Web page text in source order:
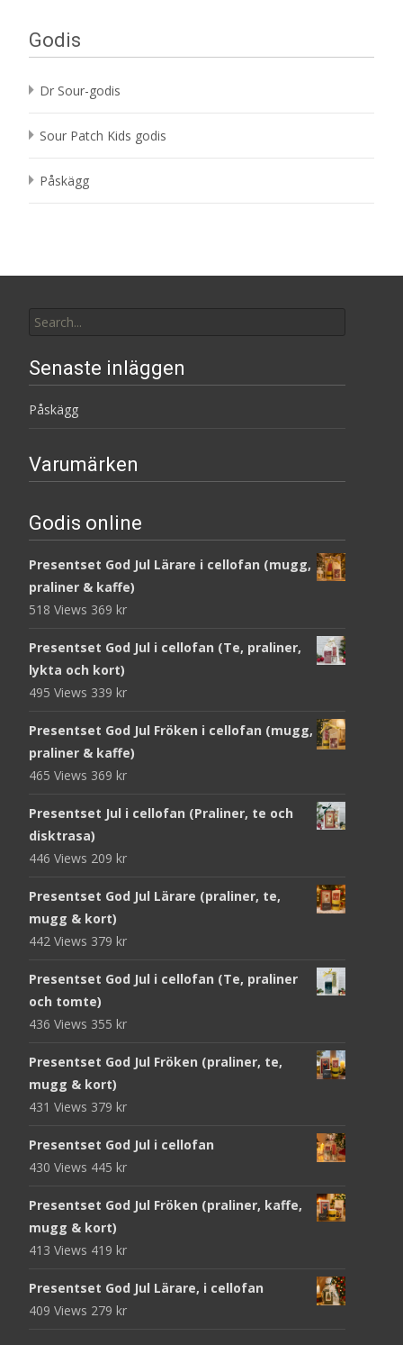
Godis
Dr Sour-godis
Sour Patch Kids godis
Påskägg
for:
Senaste inläggen
Påskägg
Varumärken
Godis online
Presentset God Jul Lärare i cellofan (mugg,
praliner & kaffe)
518 Views 369 kr
Presentset God Jul i cellofan (Te, praliner,
lykta och kort)
495 Views 339 kr
Presentset God Jul Fröken i cellofan (mugg,
praliner & kaffe)
465 Views 369 kr
Presentset Jul i cellofan (Praliner, te och
disktrasa)
446 Views 209 kr
Presentset God Jul Lärare (praliner, te,
mugg & kort)
442 Views 379 kr
Presentset God Jul i cellofan (Te, praliner
och tomte)
436 Views 355 kr
Presentset God Jul Fröken (praliner, te,
mugg & kort)
431 Views 379 kr
Presentset God Jul i cellofan
430 Views 445 kr
Presentset God Jul Fröken (praliner, kaffe,
mugg & kort)
413 Views 419 kr
Presentset God Jul Lärare, i cellofan
409 Views 279 kr